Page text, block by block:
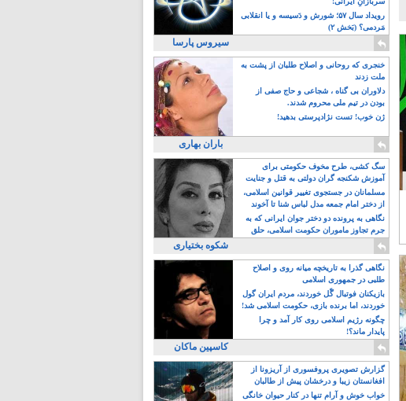
رویداد سال ۵۷؛ شورش و دَسیسه و یا انقلابی
مَردمی؟ (بَخش ۲)
سیروس پارسا
خنجری که روحانی و اصلاح طلبان از پشت به
ملت زدند
دلاوران بی گناه ، شجاعی و حاج صفی از
بودن در تیم ملی محروم شدند.
ژن خوب! تست نژادپرستی بدهید!
باران بهاری
سگ کشی، طرح مخوف حکومتی برای
آموزش شکنجه گران دولتی به قتل و جنایت
بیشتر
مسلمانان در جستجوی تغییر قوانین اسلامی،
از دختر امام جمعه مدل لباس شنا تا آخوند
مسلمان همجنسگرا!
نگاهی به پرونده دو دختر جوان ایرانی که به
جرم تجاوز ماموران حکومت اسلامی، حلق
آویز شدند!
شکوه بختیاری
نگاهی گذرا به تاریخچه میانه روی و اصلاح
طلبی در جمهوری اسلامی
بازیکنان فوتبال گًل خوردند، مردم ایران گول
خوردند، اما برنده بازی، حکومت اسلامی شد!
چگونه رژیم اسلامی روی کار آمد و چرا
پایدار ماند؟!
کاسپین ماکان
گزارش تصویری پروفسوری از آریزونا از
افغانستان زیبا و درخشان پیش از طالبان
خواب خوش و آرام تنها در کنار حیوان خانگی